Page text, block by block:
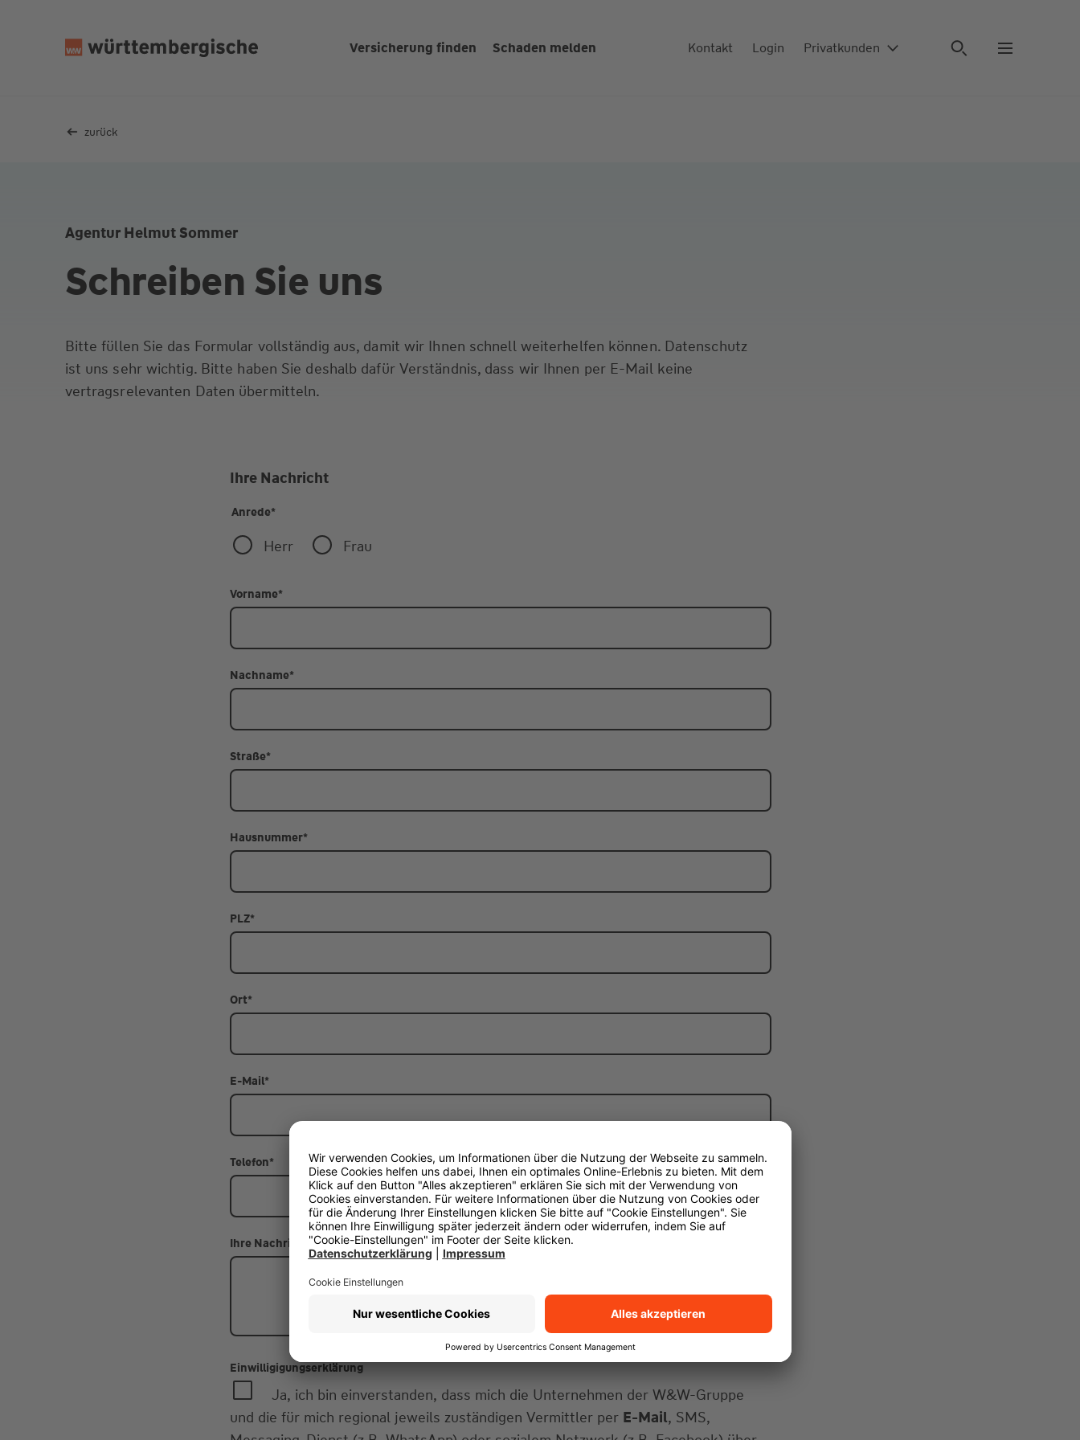
Versicherung finden Schaden melden Kontakt Login Privatkunden
zurück
Agentur Helmut Sommer
Schreiben Sie uns
Bitte füllen Sie das Formular vollständig aus, damit wir Ihnen schnell weiterhelfen können. Datenschutz
ist uns sehr wichtig. Bitte haben Sie deshalb dafür Verständnis, dass wir Ihnen per E-Mail keine
vertragsrelevanten Daten übermitteln.
Ihre Nachricht
Anrede*
Herr Frau
Vorname*
Nachname*
Straße*
Hausnummer*
PLZ*
Ort*
E-Mail*
Telefon*
Ihre Nachricht
Einwilligigungserklärung
Ja, ich bin einverstanden, dass mich die Unternehmen der W&W-Gruppe
und die für mich regional jeweils zuständigen Vermittler per E-Mail, SMS,